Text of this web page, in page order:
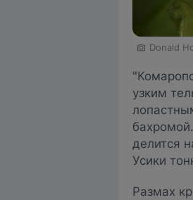
Donald
узким
делится
Усики
Размах